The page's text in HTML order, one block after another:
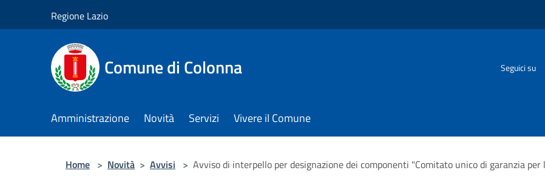
Regione Lazio
Comune di Colonna Seguici su
Amministrazione Novità Servizi Vivere il Comune
Home > Novità > Avvisi > Avviso di interpello per designazione dei componenti "Comitato unico di garanzia